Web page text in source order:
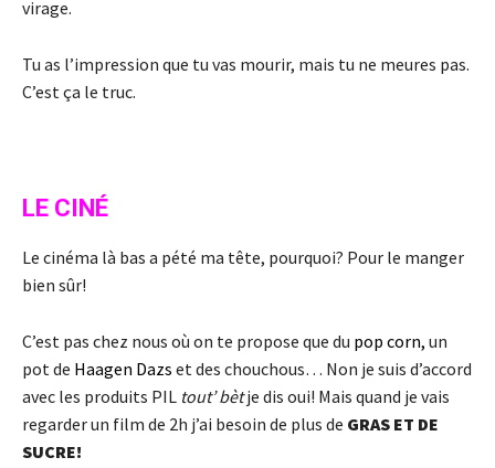
virage.
Tu as l’impression que tu vas mourir, mais tu ne meures pas.
C’est ça le truc.
LE CINÉ
Le cinéma là bas a pété ma tête, pourquoi? Pour le manger
bien sûr!
C’est pas chez nous où on te propose que du pop corn, un
pot de Haagen Dazs et des chouchous… Non je suis d’accord
avec les produits PIL tout’ bètje dis oui! Mais quand je vais
regarder un film de 2h j’ai besoin de plus de GRAS ET DE
SUCRE!